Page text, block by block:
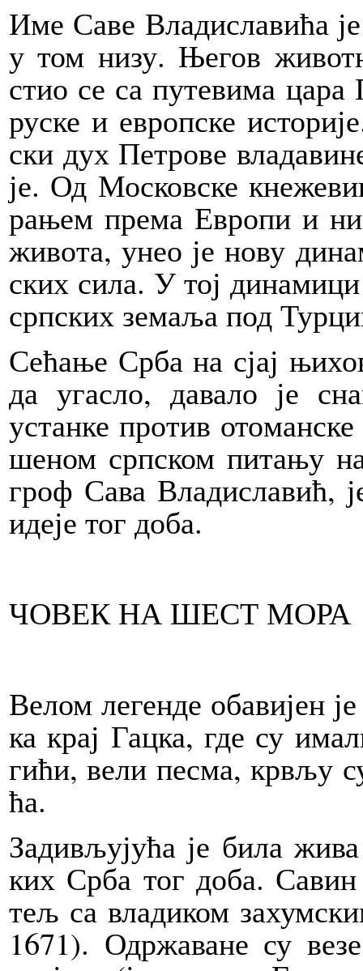
Име Са­ве Вла­ди­сла­ви­ћа је
у том ни­зу. Ње­гов
стио се са пу­те­ви­ма
ру­ске и европ­ске
ски дух Пе­тро­ве
је. Од Мо­сков­ске
ра­њем пре­ма Евро­пи и
жи­во­та, унео је но­ву
ских си­ла. У тој
срп­ских зе­ма­ља под
Се­ћа­ње Ср­ба на сјај
да уга­сло, да­ва­ло је
устан­ке про­тив
ше­ном срп­ском пи­та­њу
гроф Са­ва Вла­ди­сла­вић,
иде­је тог до­ба.
ЧО­ВЕК НА ШЕСТ МО­РА
Ве­лом ле­ген­де оба­ви­јен
ка крај Гац­ка, где су
ги­ћи, ве­ли пе­сма, кр­вљу
ћа.
За­ди­вљу­ју­ћа је би­ла
ких Ср­ба тог до­ба.
тељ са вла­ди­ком
1671). Одр­жа­ва­не су